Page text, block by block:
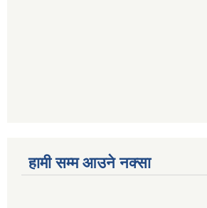
हामी सम्म आउने नक्सा